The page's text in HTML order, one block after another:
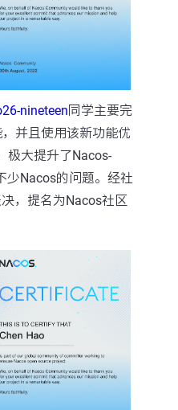
nineteen同学主要完
并且使用该新功能优
极大提升了Nacos-
少Nacos的问题。经社
，提名为Nacos社区